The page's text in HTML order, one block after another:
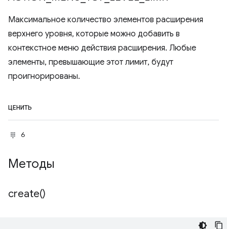
Максимальное количество элементов расширения
верхнего уровня, которые можно добавить в
контекстное меню действия расширения. Любые
элементы, превышающие этот лимит, будут
проигнорированы.
ЦЕНИТЬ
6
Методы
create()